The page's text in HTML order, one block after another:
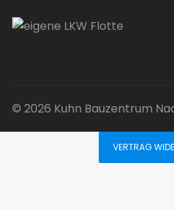
© 2026 Kuhn Bauzentrum
VERTRAG